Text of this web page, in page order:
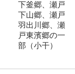
下釜郷、瀬戸
下山郷、瀬戸
羽出川郷、瀬
戸東濱郷の一
部（小干）